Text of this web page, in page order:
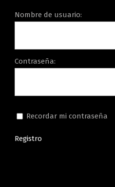
Nombre de usuario:
Contraseña:
Recordar mi contraseña
Registro